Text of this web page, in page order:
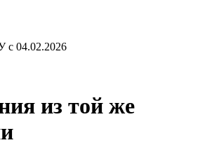
04.02.2026
из той же